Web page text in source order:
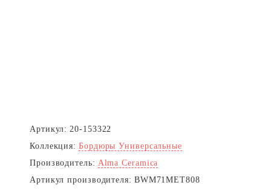
Артикул: 20-153322
Коллекция: Бордюры Универсальные
Производитель: Alma Ceramica
Артикул производителя: BWM71MET808